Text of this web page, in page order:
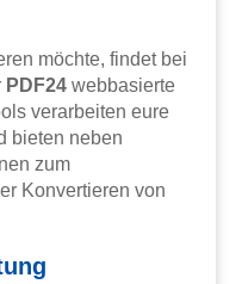
möchte, findet bei
PDF24 webbasierte
verarbeiten eure
bieten neben
zum
Konvertieren von